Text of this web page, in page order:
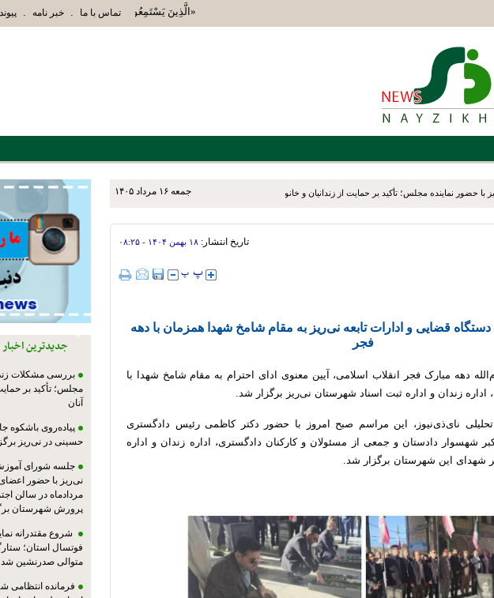
«الَّذِينَ يَسْتَمِعُونَ الْقَوْلَ فَيَتَّبِعُونَ أَحْسَنَهُ أُوْلَئِكَ
تماس با ما . خبر نامه .
جمعه ۱۶ مرداد ۱۴۰۵ حضور نماینده مجلس؛ تأکید بر حمایت از زندانیان و خانواده‌های آنان
تاریخ انتشار: ۱۸ بهمن ۱۴۰۴ - ۰۸:۲۵
دستگاه قضایی و ادارات تابعه نی‌ریز به مقام شامخ شهدا همزمان با دهه
فجر
دهه مبارک فجر انقلاب اسلامی، آیین معنوی ادای احترام به مقام شامخ شهدا با
اداره زندان و اداره ثبت اسناد شهرستان نی‌ریز برگزار شد.
نای‌ذی‌نیوز، این مراسم صبح امروز با حضور دکتر کاظمی رئیس دادگستری
شهسوار دادستان و جمعی از مسئولان و کارکنان دادگستری، اداره زندان و اداره
شهدای این شهرستان برگزار شد.
جدیدترین اخبار
بررسی مشکلات
مجلس؛ تأکید بر
آنان
پیاده‌روی باشکوه
حسینی در نی‌ریز
جلسه شورای
مردادماه در سالن
پرورش شهرستان
شروع مقتدرانه
فوتسال استان؛
متوالی صدرنشین شد
فرمانده انتظامی